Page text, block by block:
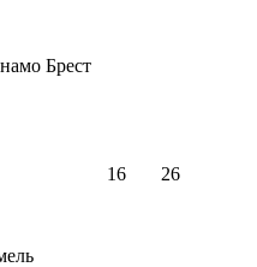
Брест
16 26